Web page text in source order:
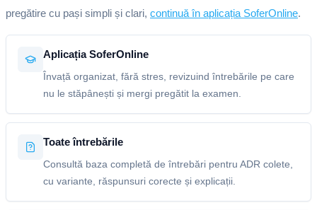
pregătire cu pași simpli și clari, continuă în aplicația SoferOnline.
Aplicația SoferOnline
Învață organizat, fără stres, revizuind întrebările pe care
nu le stăpânești și mergi pregătit la examen.
Toate întrebările
Consultă baza completă de întrebări pentru ADR colete,
cu variante, răspunsuri corecte și explicații.